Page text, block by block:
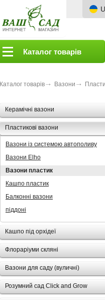
Каталог товарів
Каталог товарів Вазони
Керамічні вазони
Пластикові вазони
Вазони із системою автополиву
Вазони Elho
Вазони пластик
Кашпо пластик
Балконні вазони
піддоні
Кашпо під орхідеї
Флораріуми скляні
Вазони для саду (вуличні)
Розумний сад Click and Grow